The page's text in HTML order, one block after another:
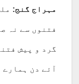
مہراج گنج:
فتنوں سے نہ
گرد و پیش
آئے دن ہمارے